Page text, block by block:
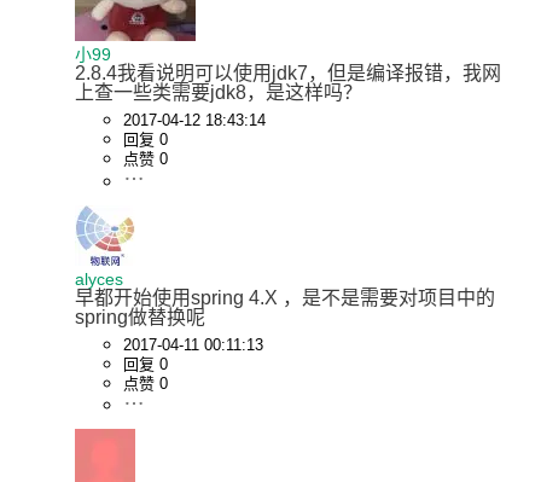
小99
2.8.4我看说明可以使用jdk7，但是编译报错，我网
上查一些类需要jdk8，是这样吗？
2017-04-12 18:43:14
回复 0
点赞 0
alyces
早都开始使用spring 4.X ，是不是需要对项目中的
spring做替换呢
2017-04-11 00:11:13
回复 0
点赞 0